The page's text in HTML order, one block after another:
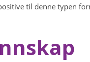
til denne typen